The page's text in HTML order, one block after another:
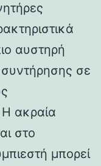
αυστηρή
σε
Η ακραία
στο
μπορεί